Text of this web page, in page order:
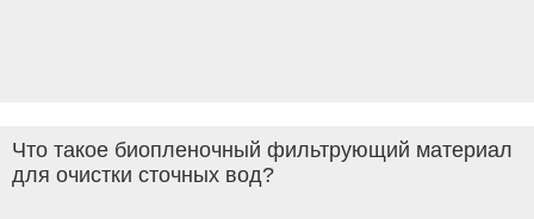
Что такое биопленочный фильтрующий материал
для очистки сточных вод?